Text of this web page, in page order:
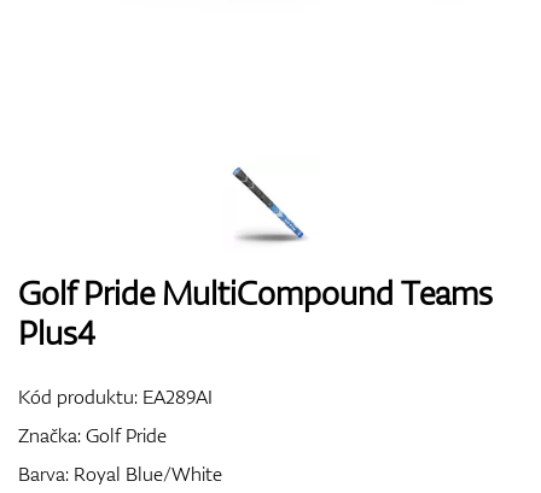
Bagy
Golf Pride MultiCompound Teams
Plus4
Kód produktu: EA289AI
Značka:Golf Pride
Barva: Royal Blue/White